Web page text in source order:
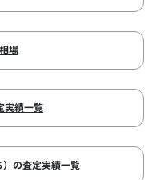
場
実績一覧
の査定実績一覧